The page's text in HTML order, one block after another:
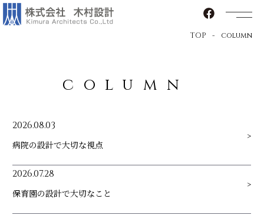
TOP column
column
2026.08.03
病院の設計で大切な視点
2026.07.28
保育園の設計で大切なこと